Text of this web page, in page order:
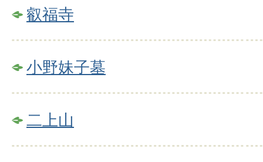
叡福寺
小野妹子墓
二上山